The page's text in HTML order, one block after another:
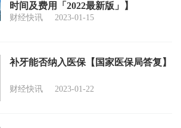
时间及费用「2022最新版」】
财经快讯 2023-01-15
补牙能否纳入医保【国家医保局答复】
财经快讯 2023-01-22